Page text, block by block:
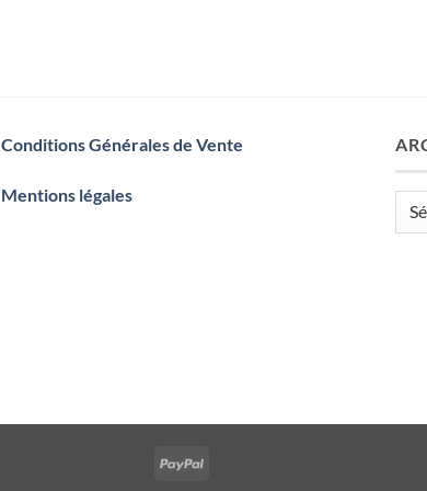
Conditions Générales de Vente
Mentions légales
PayPal